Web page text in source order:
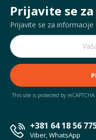
Prijavite se
Prijavite se za
This site is protected by
+381 64 18 56
Viber, WhatsApp